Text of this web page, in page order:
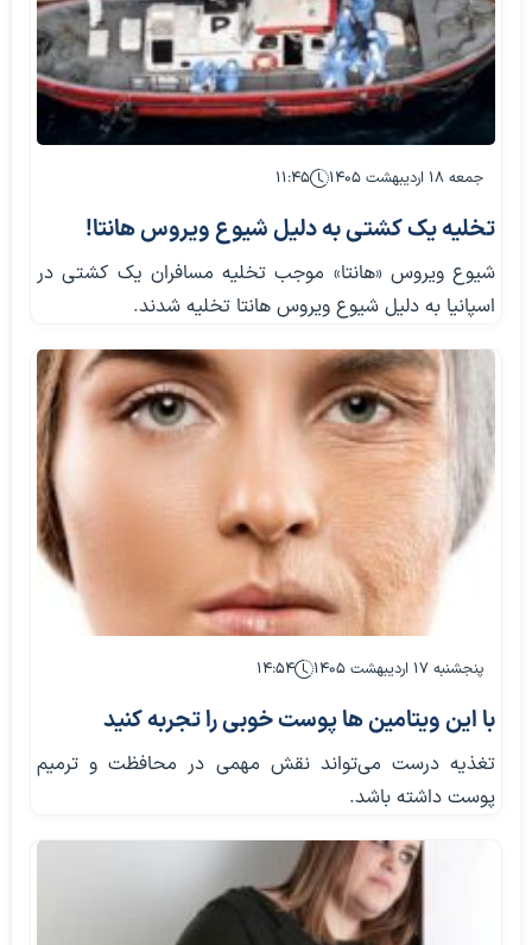
جمعه ۱۸ اردیبهشت ۱۴۰۵ ۱۱:۴۵
تخلیه یک کشتی به دلیل شیوع ویروس هانتا!
شیوع ویروس «هانتا» موجب تخلیه مسافران یک کشتی در
اسپانیا به دلیل شیوع ویروس هانتا تخلیه شدند.
پنجشنبه ۱۷ اردیبهشت ۱۴۰۵ ۱۴:۵۴
با این ویتامین ها پوست خوبی را تجربه کنید
تغذیه درست می‌تواند نقش مهمی در محافظت و ترمیم
پوست داشته باشد.